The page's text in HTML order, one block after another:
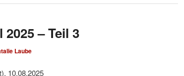
– Teil 3
Laube
10.08.2025